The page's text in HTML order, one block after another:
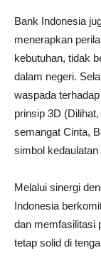
Bank Indonesia
menerapkan
kebutuhan, tidak
dalam negeri.
waspada
prinsip 3D
semangat Cinta,
simbol kedaulatan
Melalui sinergi
Indonesia
dan memfasilitasi
tetap solid di